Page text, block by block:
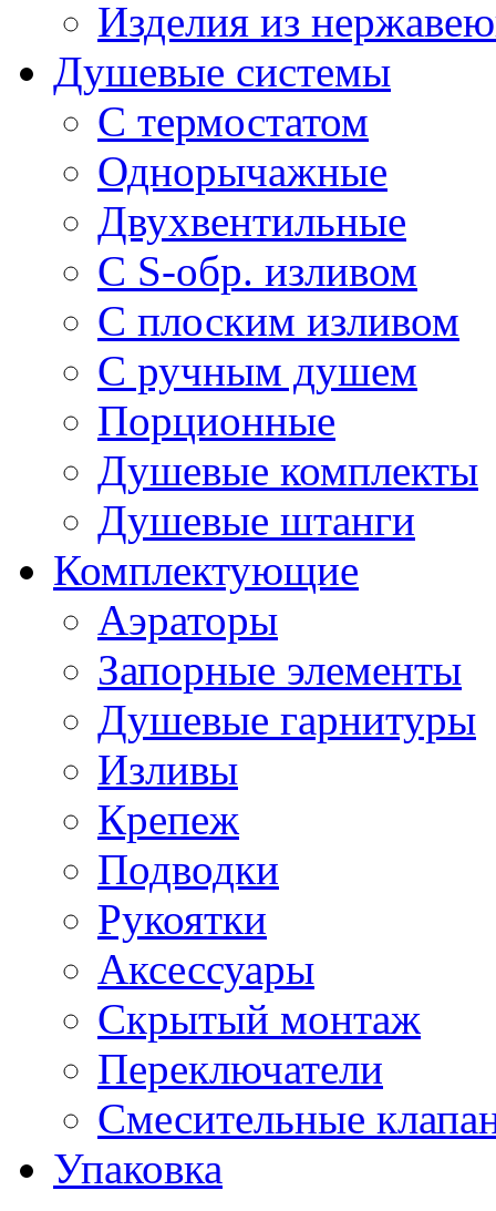
Изделия из
Душевые системы
С термостатом
Однорычажные
Двухвентильные
С S-обр. изливом
С плоским изливом
С ручным душем
Порционные
Душевые комплекты
Душевые штанги
Комплектующие
Аэраторы
Запорные элементы
Душевые гарнитуры
Изливы
Крепеж
Подводки
Рукоятки
Аксессуары
Скрытый монтаж
Переключатели
Смесительные
Упаковка